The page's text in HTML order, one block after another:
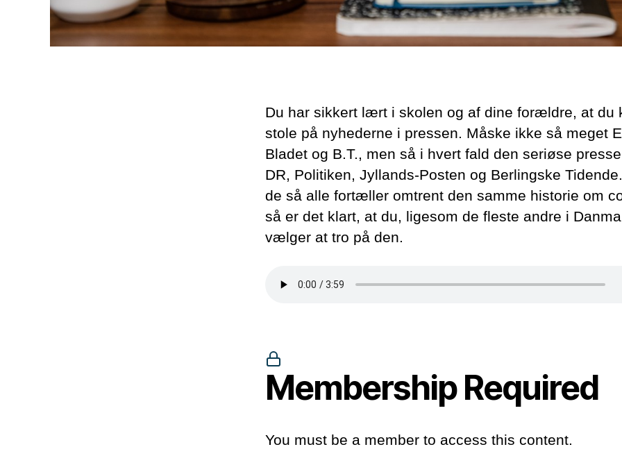
Du har sikkert lært i skolen og af dine forældre, at du
stole på nyhederne i pressen. Måske ikke så meget
Bladet og B.T., men så i hvert fald den seriøse
DR, Politiken, Jyllands-Posten og Berlingske
de så alle fortæller omtrent den samme historie om
så er det klart, at du, ligesom de fleste andre i
vælger at tro på den.
Membership Required
You must be a member to access this content.